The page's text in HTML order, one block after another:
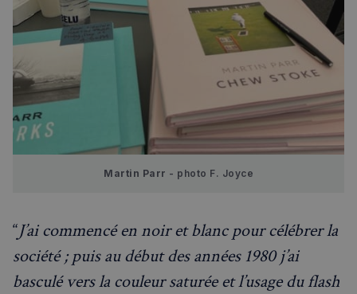
Martin Parr - photo F. Joyce
“J’ai commencé en noir et blanc pour célébrer la
société ; puis au début des années 1980 j’ai
basculé vers la couleur saturée et l’usage du flash